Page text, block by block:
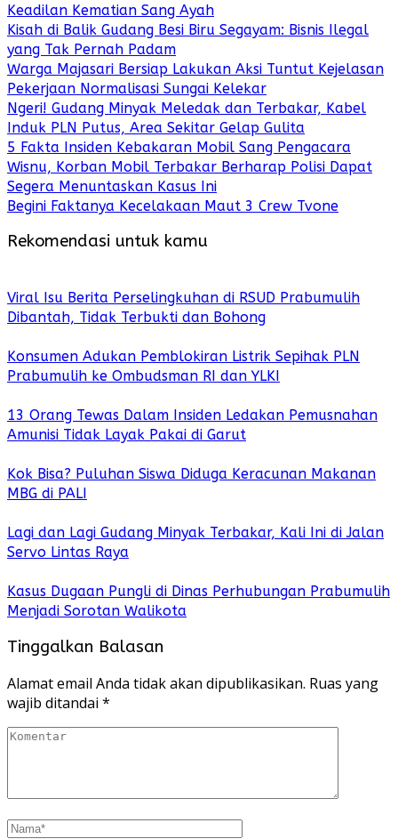
Keadilan Kematian Sang Ayah
Kisah di Balik Gudang Besi Biru Segayam: Bisnis Ilegal
yang Tak Pernah Padam
Warga Majasari Bersiap Lakukan Aksi Tuntut Kejelasan
Pekerjaan Normalisasi Sungai Kelekar
Ngeri! Gudang Minyak Meledak dan Terbakar, Kabel
Induk PLN Putus, Area Sekitar Gelap Gulita
5 Fakta Insiden Kebakaran Mobil Sang Pengacara
Wisnu, Korban Mobil Terbakar Berharap Polisi Dapat
Segera Menuntaskan Kasus Ini
Begini Faktanya Kecelakaan Maut 3 Crew Tvone
Rekomendasi untuk kamu
Viral Isu Berita Perselingkuhan di RSUD Prabumulih
Dibantah, Tidak Terbukti dan Bohong
Konsumen Adukan Pemblokiran Listrik Sepihak PLN
Prabumulih ke Ombudsman RI dan YLKI
13 Orang Tewas Dalam Insiden Ledakan Pemusnahan
Amunisi Tidak Layak Pakai di Garut
Kok Bisa? Puluhan Siswa Diduga Keracunan Makanan
MBG di PALI
Lagi dan Lagi Gudang Minyak Terbakar, Kali Ini di Jalan
Servo Lintas Raya
Kasus Dugaan Pungli di Dinas Perhubungan Prabumulih
Menjadi Sorotan Walikota
Tinggalkan Balasan
Alamat email Anda tidak akan dipublikasikan. Ruas yang
wajib ditandai *